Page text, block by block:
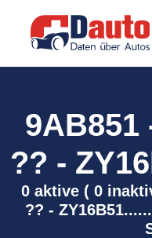
9AB851
?? -
0 aktive ( 0
?? -